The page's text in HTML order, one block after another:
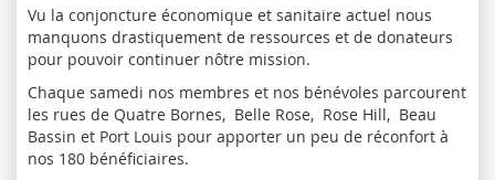
Vu la conjoncture économique et sanitaire actuel nous
manquons drastiquement de ressources et de donateurs
pour pouvoir continuer nôtre mission.
Chaque samedi nos membres et nos bénévoles parcourent
les rues de Quatre Bornes, Belle Rose, Rose Hill, Beau
Bassin et Port Louis pour apporter un peu de réconfort à
nos 180 bénéficiaires.